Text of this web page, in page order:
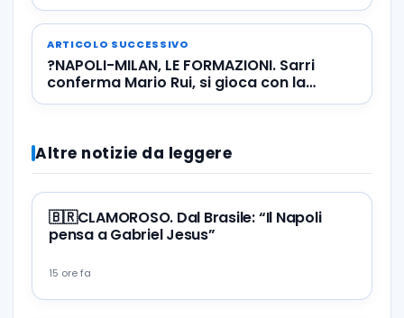
ARTICOLO SUCCESSIVO
?NAPOLI-MILAN, LE FORMAZIONI. Sarri
conferma Mario Rui, si gioca con la
quarta maglia!
Altre notizie da leggere
🇧🇷CLAMOROSO. Dal Brasile: “Il Napoli
pensa a Gabriel Jesus”
15 ore fa